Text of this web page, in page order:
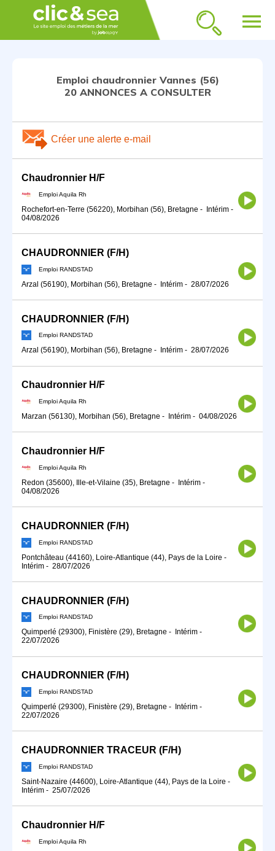
menu
Emploi chaudronnier Vannes (56)
20 ANNONCES A CONSULTER
Créer une alerte e-mail
Chaudronnier H/F
Emploi Aquila Rh
Rochefort-en-Terre (56220), Morbihan (56), Bretagne - Intérim -
04/08/2026
CHAUDRONNIER (F/H)
Emploi RANDSTAD
Arzal (56190), Morbihan (56), Bretagne - Intérim - 28/07/2026
CHAUDRONNIER (F/H)
Emploi RANDSTAD
Arzal (56190), Morbihan (56), Bretagne - Intérim - 28/07/2026
Chaudronnier H/F
Emploi Aquila Rh
Marzan (56130), Morbihan (56), Bretagne - Intérim - 04/08/2026
Chaudronnier H/F
Emploi Aquila Rh
Redon (35600), Ille-et-Vilaine (35), Bretagne - Intérim -
04/08/2026
CHAUDRONNIER (F/H)
Emploi RANDSTAD
Pontchâteau (44160), Loire-Atlantique (44), Pays de la Loire -
Intérim - 28/07/2026
CHAUDRONNIER (F/H)
Emploi RANDSTAD
Quimperlé (29300), Finistère (29), Bretagne - Intérim -
22/07/2026
CHAUDRONNIER (F/H)
Emploi RANDSTAD
Quimperlé (29300), Finistère (29), Bretagne - Intérim -
22/07/2026
CHAUDRONNIER TRACEUR (F/H)
Emploi RANDSTAD
Saint-Nazaire (44600), Loire-Atlantique (44), Pays de la Loire -
Intérim - 25/07/2026
Chaudronnier H/F
Emploi Aquila Rh